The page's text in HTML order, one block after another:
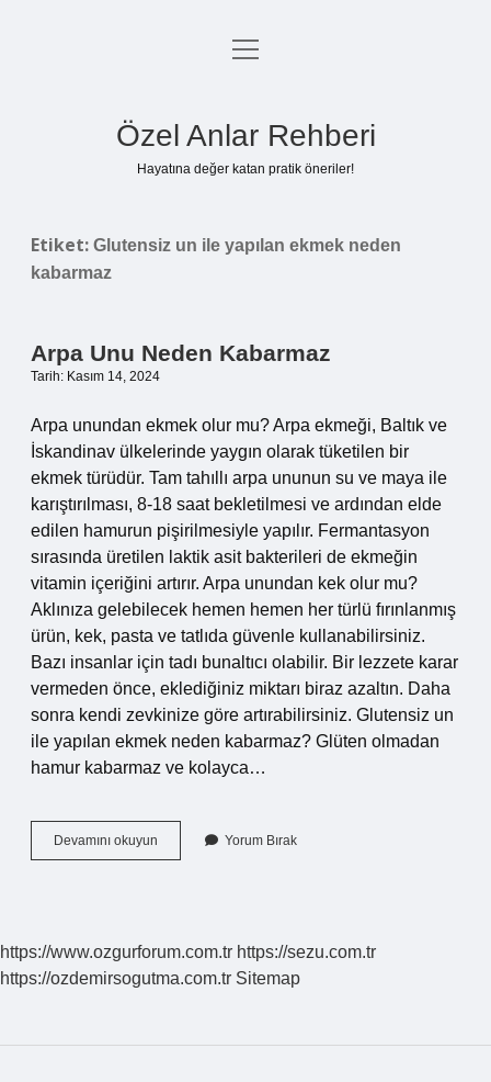
Anasayfa
menüyü
Özel Anlar Rehberi
Hayatına değer katan pratik öneriler!
Etiket: Glutensiz un ile yapılan ekmek neden
kabarmaz
Arpa Unu Neden Kabarmaz
Tarih: Kasım 14, 2024
Arpa unundan ekmek olur mu? Arpa ekmeği, Baltık ve
İskandinav ülkelerinde yaygın olarak tüketilen bir
ekmek türüdür. Tam tahıllı arpa ununun su ve maya ile
karıştırılması, 8-18 saat bekletilmesi ve ardından elde
edilen hamurun pişirilmesiyle yapılır. Fermantasyon
sırasında üretilen laktik asit bakterileri de ekmeğin
vitamin içeriğini artırır. Arpa unundan kek olur mu?
Aklınıza gelebilecek hemen hemen her türlü fırınlanmış
ürün, kek, pasta ve tatlıda güvenle kullanabilirsiniz.
Bazı insanlar için tadı bunaltıcı olabilir. Bir lezzete karar
vermeden önce, eklediğiniz miktarı biraz azaltın. Daha
sonra kendi zevkinize göre artırabilirsiniz. Glutensiz un
ile yapılan ekmek neden kabarmaz? Glüten olmadan
hamur kabarmaz ve kolayca…
Devamını okuyun
Unu
Yorum Bırak
https://www.ozgurforum.com.tr https://sezu.com.tr
https://ozdemirsogutma.com.tr Sitemap